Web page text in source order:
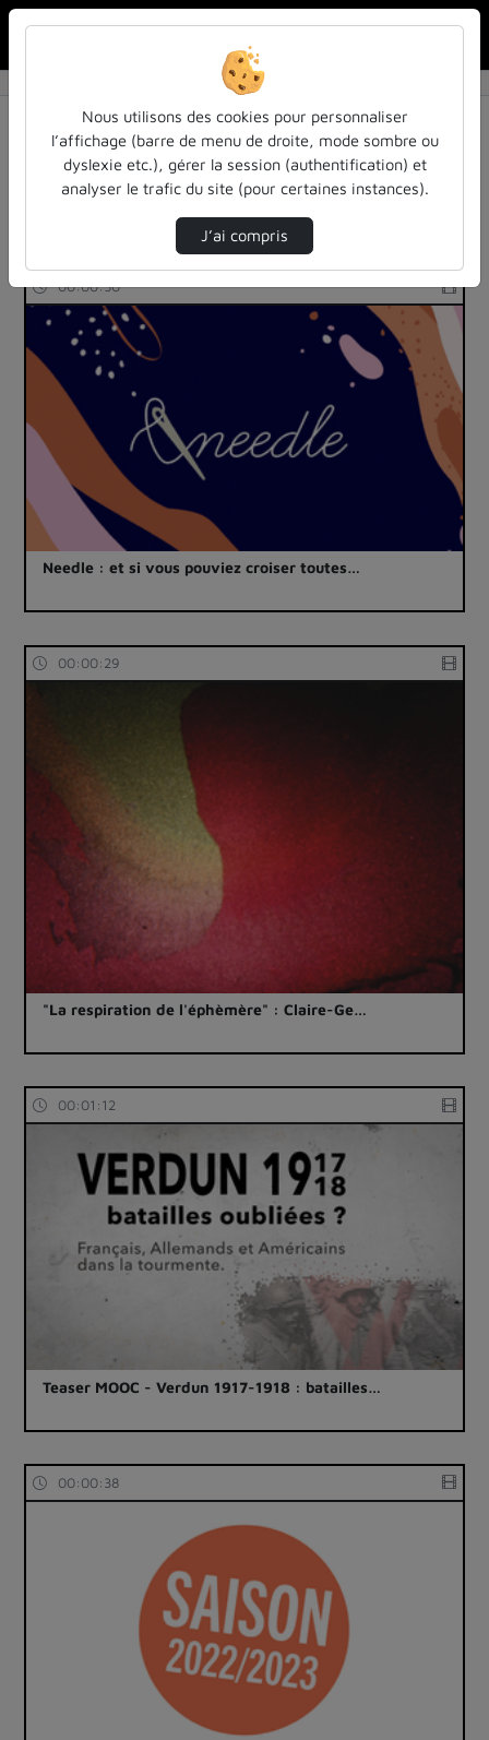
Résultats de la recherche
Filtres actifs (cliquer pour en retirer) :
Français
teasers
00:00:50
Needle : et si vous pouviez croiser toutes…
00:00:29
"La respiration de l'éphèmère" : Claire-Ge…
00:01:12
Teaser MOOC - Verdun 1917-1918 : batailles…
00:00:38
Nous utilisons des cookies pour personnaliser
l’affichage (barre de menu de droite, mode sombre ou
dyslexie etc.), gérer la session (authentification) et
analyser le trafic du site (pour certaines instances).
J’ai compris